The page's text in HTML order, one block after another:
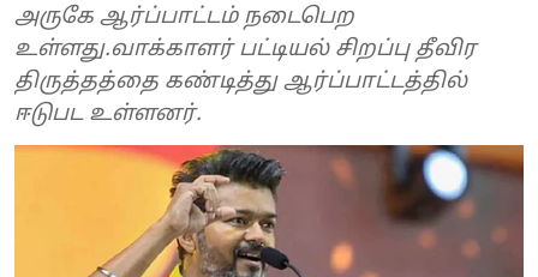
அருகே ஆர்ப்பாட்டம் நடைபெற
உள்ளது.வாக்காளர் பட்டியல் சிறப்பு தீவிர
திருத்தத்தை கண்டித்து ஆர்ப்பாட்டத்தில்
ஈடுபட உள்ளனர்.